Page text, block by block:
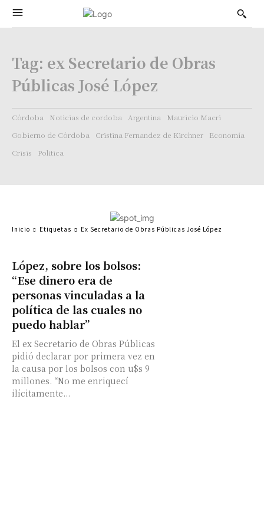
Tag: ex Secretario de Obras
Públicas José López
Córdoba Noticias de cordoba Argentina
Mauricio Macri
Gobierno de Córdoba
Cristina Fernandez de Kirchner
Economía
Crisis
Politica
López, sobre los bolsos:
“Ese dinero era de
personas vinculadas a la
política de las cuales no
puedo hablar”
El ex Secretario de Obras Públicas
pidió declarar por primera vez en
la causa por los bolsos con u$s 9
millones. “No me enriquecí
ilícitamente...
Inicio Etiquetas Ex Secretario de Obras Públicas José López